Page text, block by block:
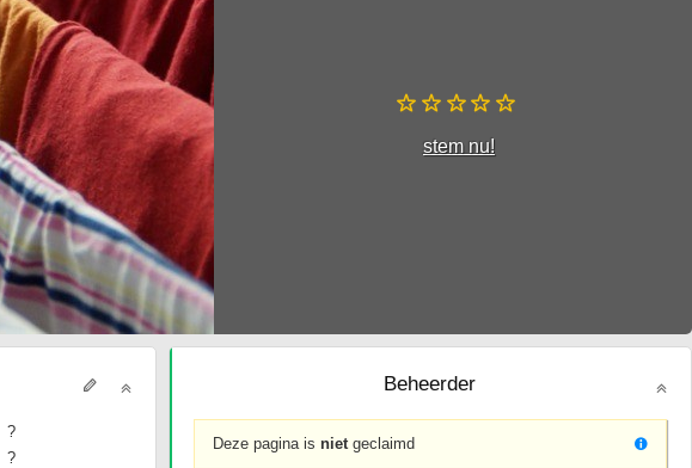
stem nu!
?
?
Beheerder
Deze pagina is nietgeclaimd